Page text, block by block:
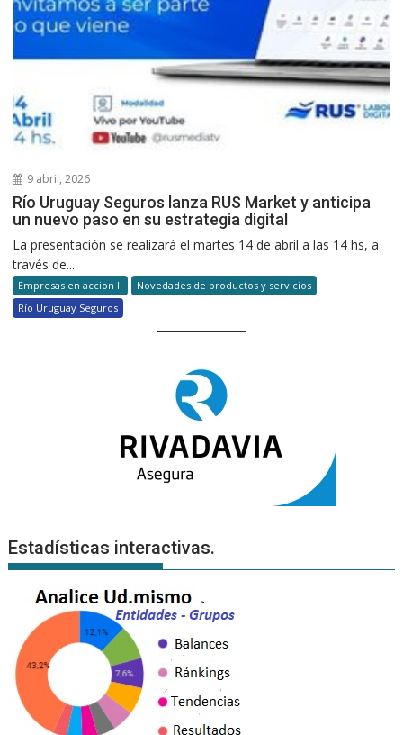
9 abril, 2026
Río Uruguay Seguros lanza RUS Market y anticipa
un nuevo paso en su estrategia digital
La presentación se realizará el martes 14 de abril a las 14 hs, a
través de...
Empresas en accion II
Novedades de productos y servicios
Río Uruguay Seguros
Estadísticas interactivas.